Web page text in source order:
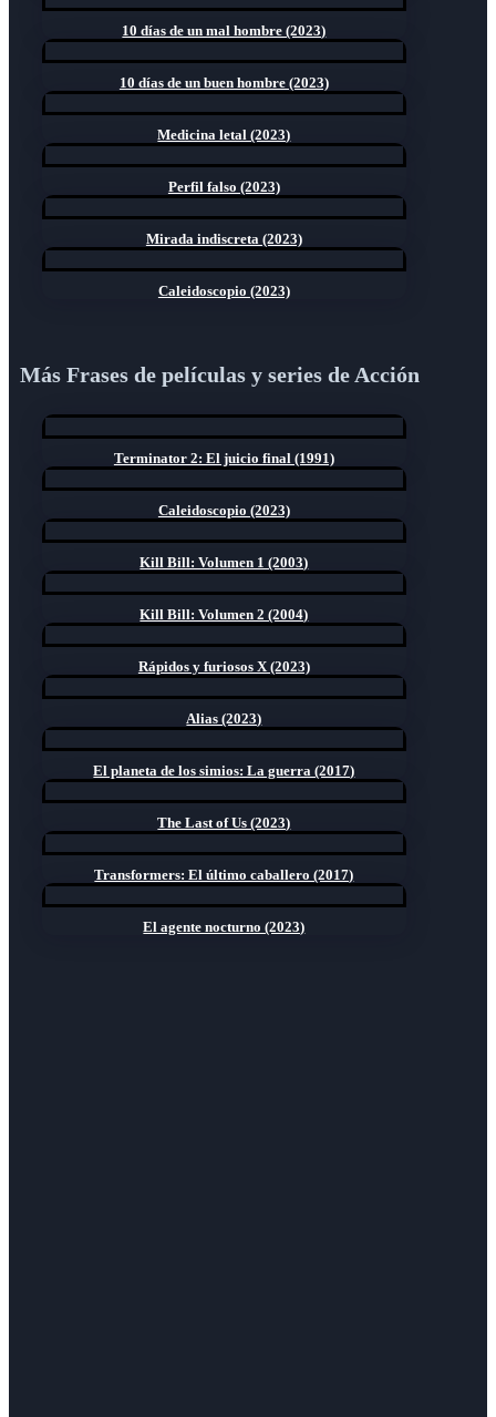
10 días de un mal hombre (2023)
10 días de un buen hombre (2023)
Medicina letal (2023)
Perfil falso (2023)
Mirada indiscreta (2023)
Caleidoscopio (2023)
Más Frases de películas y series de Acción
Terminator 2: El juicio final (1991)
Caleidoscopio (2023)
Kill Bill: Volumen 1 (2003)
Kill Bill: Volumen 2 (2004)
Rápidos y furiosos X (2023)
Alias (2023)
El planeta de los simios: La guerra (2017)
The Last of Us (2023)
Transformers: El último caballero (2017)
El agente nocturno (2023)